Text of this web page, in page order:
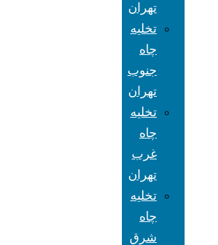
تهران
تخلیه
چاه
جنوب
تهران
تخلیه
چاه
غرب
تهران
تخلیه
چاه
شرق